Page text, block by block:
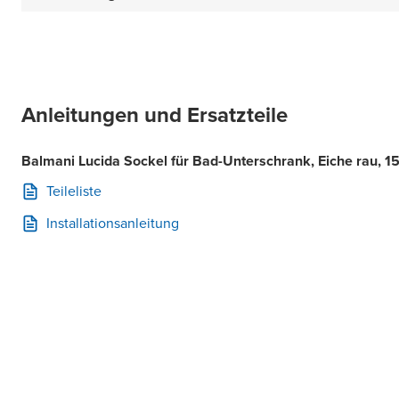
Anleitungen und Ersatzteile
Balmani Lucida Sockel für Bad-Unterschrank, Eiche rau,
Teileliste
Installationsanleitung